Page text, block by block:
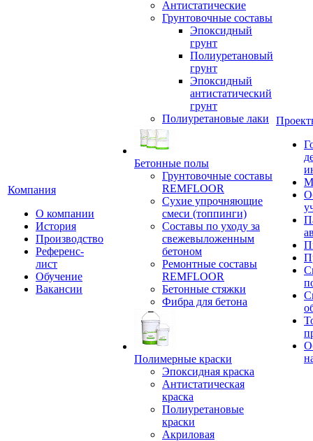
Компания
О компании
История
Производство
Референс-
лист
Обучение
Вакансии
Антистатические
Грунтовочные составы
Эпоксидный
грунт
Полиуретановый
грунт
Эпоксидный
антистатический
грунт
Полиуретановые лаки
Бетонные полы
Грунтовочные составы
REMFLOOR
Сухие упрочняющие
смеси (топпинги)
Составы по уходу за
свежевыложенным
бетоном
Ремонтные составы
REMFLOOR
Бетонные стяжки
Фибра для бетона
Полимерные краски
Эпоксидная краска
Антистатическая
краска
Полиуретановые
краски
Акриловая